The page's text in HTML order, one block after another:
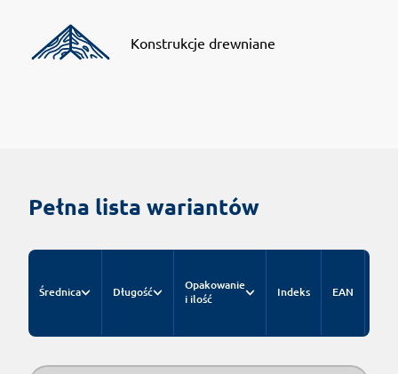
Konstrukcje drewniane
Pełna lista wariantów
Średnica Długość
Opakowanie
i ilość
Indeks EAN